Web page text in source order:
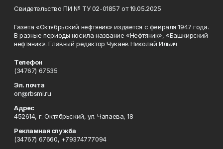
Свидетельство ПИ № ТУ 02-01857 от 19.05.2025
Газета «Октябрьский нефтяник» издается с февраля 1947 года.
В разные периоды носила название «Нефтяник», «Башкирский
нефтяник». Главный редактор Чукаев Николай Ильич
Телефон
(34767) 67535
Эл. почта
on@rbsmi.ru
Адрес
452614, г. Октябрьский, ул. Чапаева, 18
Рекламная служба
(34767) 67660, +79374777094